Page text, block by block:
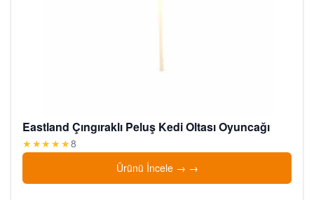
Eastland Çıngıraklı Peluş Kedi Oltası Oyuncağı
★★★★★8
Ürünü İncele →